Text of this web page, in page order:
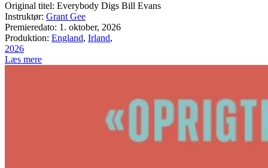
Original titel: Everybody Digs Bill Evans
Instruktør: Grant Gee
Premieredato: 1. oktober, 2026
Produktion: England, Irland,
2026
Læs mere